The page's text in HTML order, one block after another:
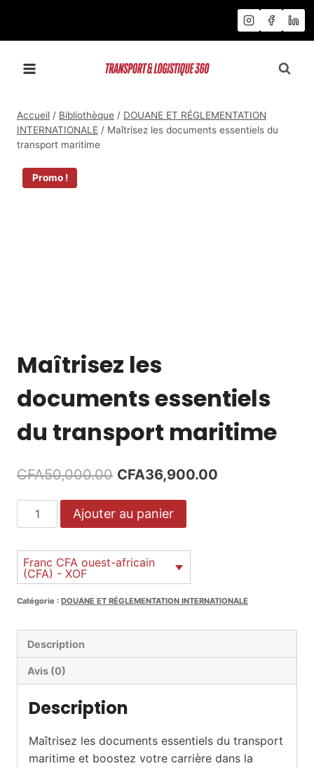
contenu
Accueil / Bibliothèque / DOUANE ET RÉGLEMENTATION
INTERNATIONALE / Maîtrisez les documents essentiels du
transport maritime
Promo !
Maîtrisez les
documents essentiels
du transport maritime
CFA50,000.00 Le
prix
initial
CFA50,000.00.
CFA36,900.00
quantité
de
les
documents
essentiels
transport
maritime
Ajouter au panier
Franc CFA ouest-africain
(CFA) - XOF
Catégorie : DOUANE ET RÉGLEMENTATION INTERNATIONALE
Description
Avis (0)
Description
Maîtrisez les documents essentiels du transport
maritime et boostez votre carrière dans la